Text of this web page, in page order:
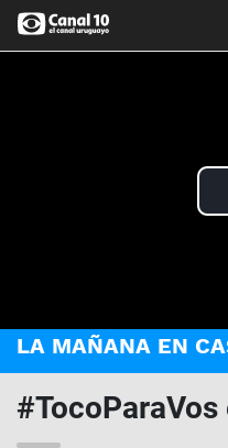
LA MAÑANA EN
#TocoParaVos